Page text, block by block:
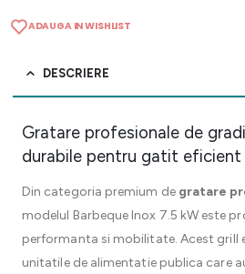
ADAUGA IN WISHLIST
DESCRIERE
Gratare profesionale de
durabile pentru gatit eficient
Din categoria premium de gratare
modelul Barbeque Inox 7.5 kW este
performanta si mobilitate. Acest grill
unitatile de alimentatie publica care